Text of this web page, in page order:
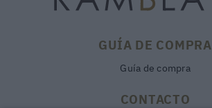
GUÍA DE COMPRA
Guía de compra
CONTACTO